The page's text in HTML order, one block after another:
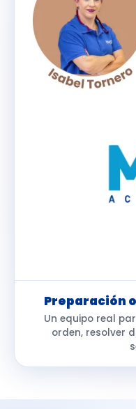
Preparación
Un equipo real
orden, resolver